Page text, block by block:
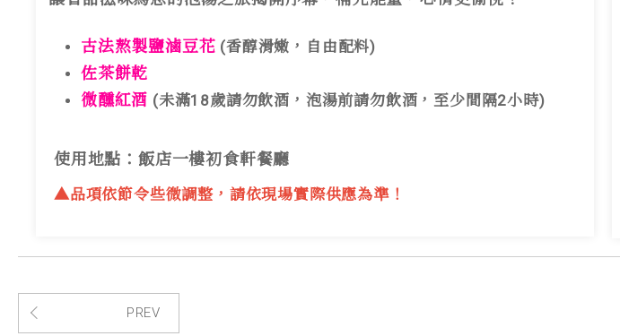
古法熬製鹽滷豆花 (香醇滑嫩，自由配料)
佐茶餅乾
微醺紅酒 (未滿18歲請勿飲酒，泡湯前請勿飲酒，至少間隔2小時)
使用地點：飯店一樓初食軒餐廳
▲品項依節令些微調整，請依現場實際供應為準！
PREV